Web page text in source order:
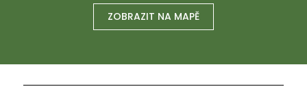
ZOBRAZIT NA MAPĚ